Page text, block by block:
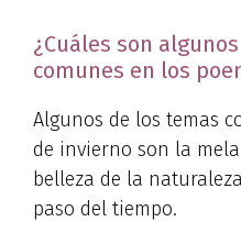
¿Cuáles son
comunes en los
Algunos de los temas
de invierno son la
belleza de la
paso del tiempo.